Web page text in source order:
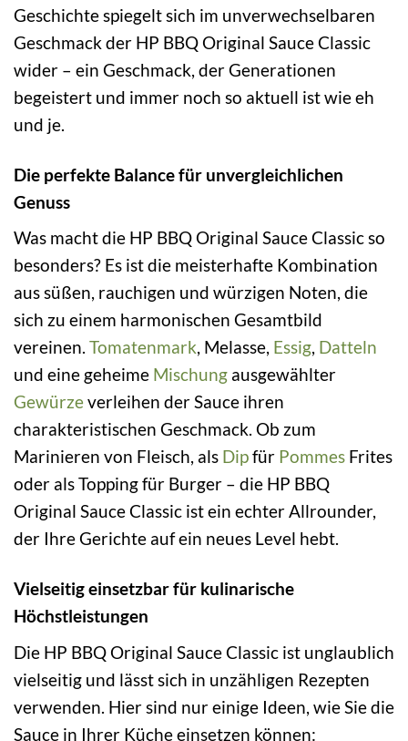
Geschichte spiegelt sich im unverwechselbaren
Geschmack der HP BBQ Original Sauce Classic
wider – ein Geschmack, der Generationen
begeistert und immer noch so aktuell ist wie eh
und je.
Die perfekte Balance für unvergleichlichen
Genuss
Was macht die HP BBQ Original Sauce Classic so
besonders? Es ist die meisterhafte Kombination
aus süßen, rauchigen und würzigen Noten, die
sich zu einem harmonischen Gesamtbild
vereinen. Tomatenmark, Melasse, Essig, Datteln
und eine geheime Mischung ausgewählter
Gewürzeverleihen der Sauce ihren
charakteristischen Geschmack. Ob zum
Marinieren von Fleisch, als Dipfür Pommes Frites
oder als Topping für Burger – die HP BBQ
Original Sauce Classic ist ein echter Allrounder,
der Ihre Gerichte auf ein neues Level hebt.
Vielseitig einsetzbar für kulinarische
Höchstleistungen
Die HP BBQ Original Sauce Classic ist unglaublich
vielseitig und lässt sich in unzähligen Rezepten
verwenden. Hier sind nur einige Ideen, wie Sie die
Sauce in Ihrer Küche einsetzen können: